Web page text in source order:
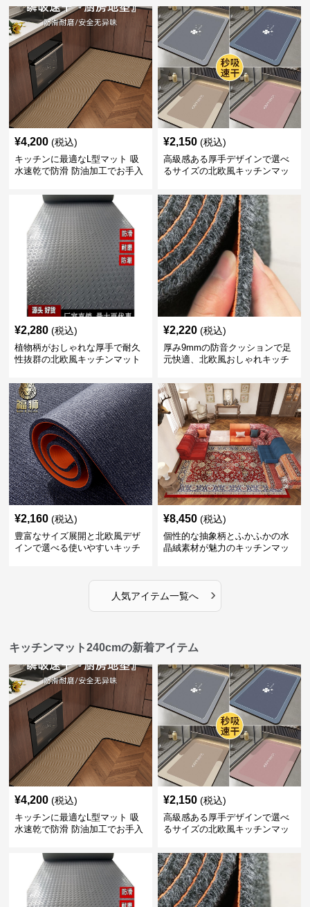
¥4,200 (税込)
キッチンに最適なL型マット 吸
水速乾で防滑 防油加工でお手入
¥2,150 (税込)
高級感ある厚手デザインで選べ
るサイズの北欧風キッチンマッ
¥2,280 (税込)
植物柄がおしゃれな厚手で耐久
性抜群の北欧風キッチンマット
¥2,220 (税込)
厚み9mmの防音クッションで足
元快適、北欧風おしゃれキッチ
¥2,160 (税込)
豊富なサイズ展開と北欧風デザ
インで選べる使いやすいキッチ
¥8,450 (税込)
個性的な抽象柄とふかふかの水
晶絨素材が魅力のキッチンマッ
人気アイテム一覧へ ›
キッチンマット240cmの新着アイテム
¥4,200 (税込)
キッチンに最適なL型マット 吸
水速乾で防滑 防油加工でお手入
¥2,150 (税込)
高級感ある厚手デザインで選べ
るサイズの北欧風キッチンマッ